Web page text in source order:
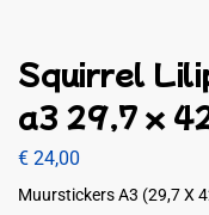
Squirrel
a3 29,7 x
€ 24,00
Muurstickers A3 (29,7 X